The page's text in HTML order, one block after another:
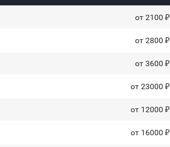
от 2100 ₽
от 2800 ₽
от 3600 ₽
от 23000 ₽
от 12000 ₽
от 16000 ₽